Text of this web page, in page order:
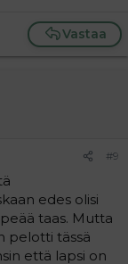
Vastaa
#9
edes olisi
taas. Mutta
pelotti tässä
että lapsi on